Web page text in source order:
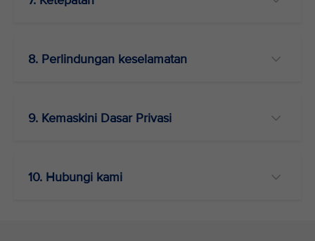
8. Perlindungan keselamatan
9. Kemaskini Dasar Privasi
10. Hubungi kami